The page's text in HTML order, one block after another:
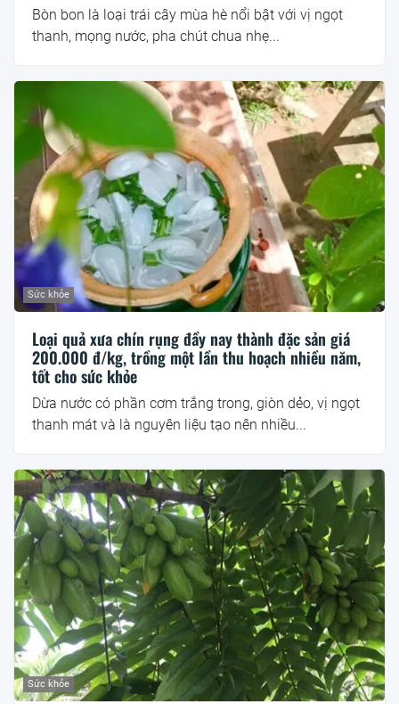
Bòn bon là loại trái cây mùa hè nổi bật với vị ngọt
thanh, mọng nước, pha chút chua nhẹ...
Sức khỏe
Loại quả xưa chín rụng đầy nay thành đặc sản giá
200.000 đ/kg, trồng một lần thu hoạch nhiều năm,
tốt cho sức khỏe
Dừa nước có phần cơm trắng trong, giòn dẻo, vị ngọt
thanh mát và là nguyên liệu tạo nên nhiều...
Sức khỏe